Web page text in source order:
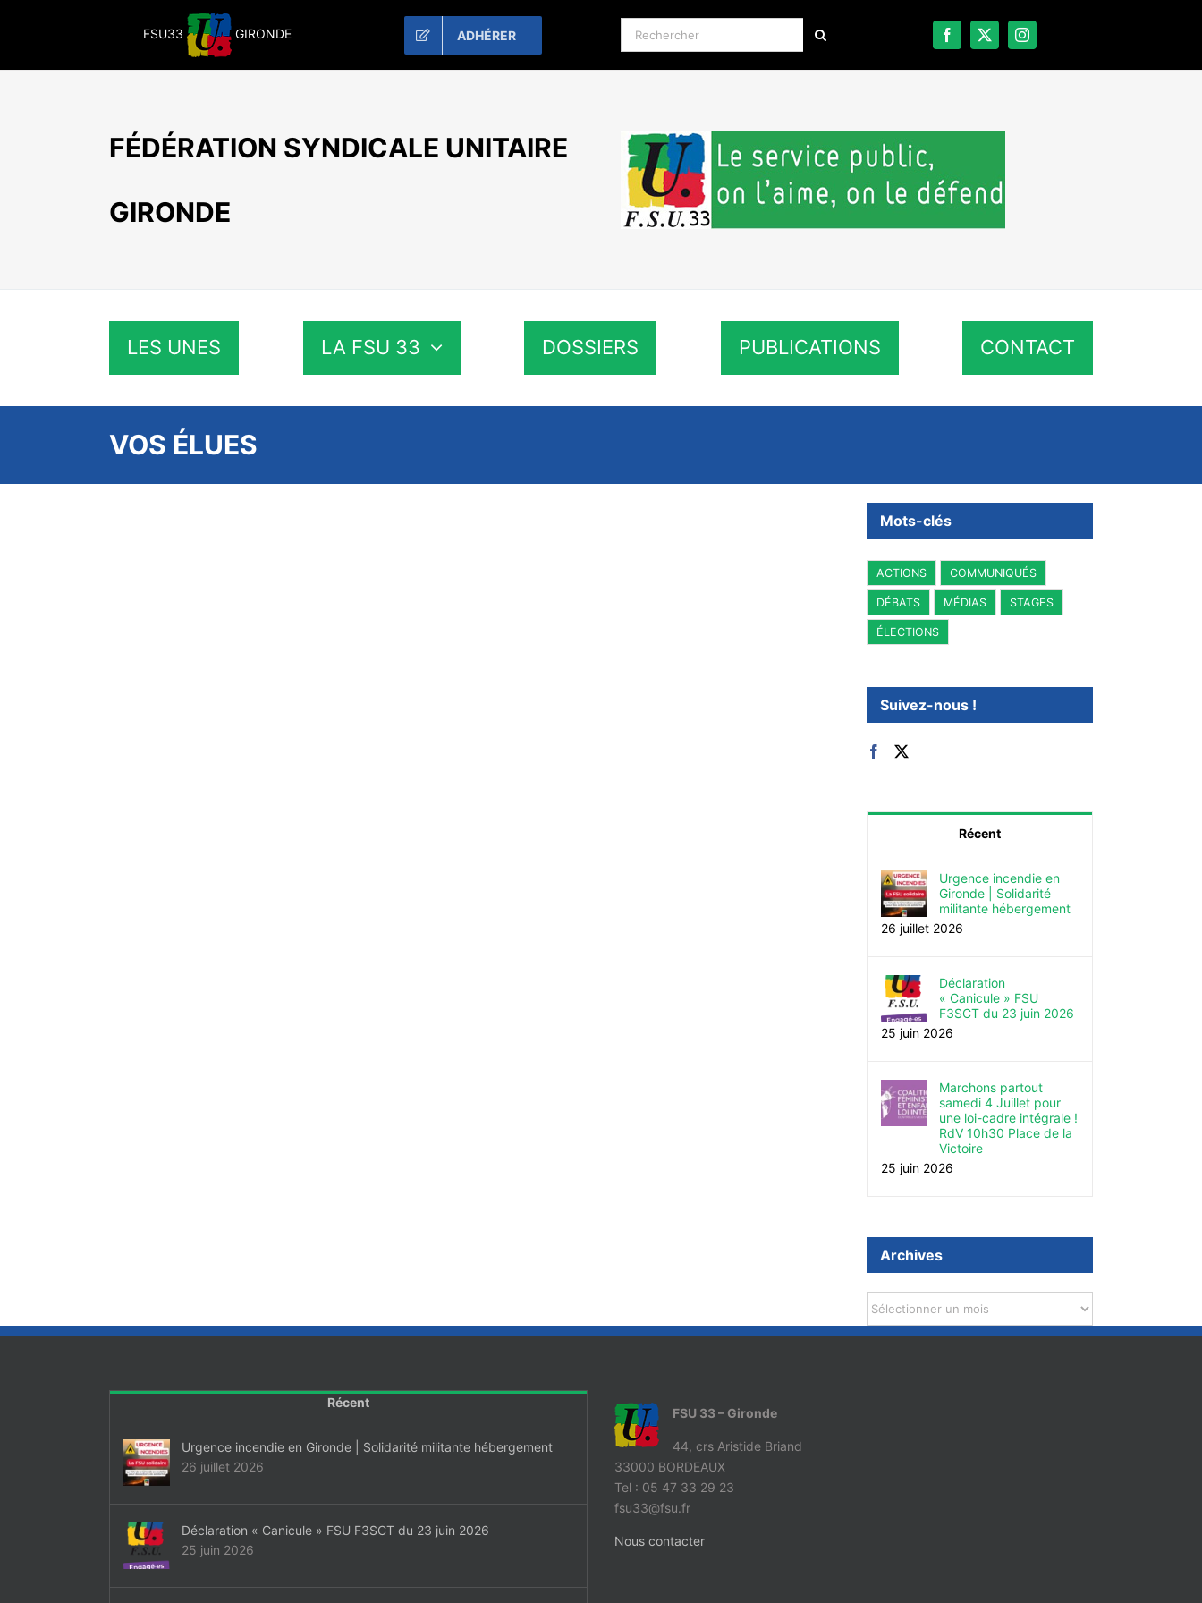
FSU33 GIRONDE ADHÉRER Rechercher:
FÉDÉRATION SYNDICALE UNITAIRE
GIRONDE
LES UNES LA FSU 33 DOSSIERS PUBLICATIONS CONTACT
VOS ÉLUES
Mots-clés
ACTIONS COMMUNIQUÉS
DÉBATS MÉDIAS STAGES
ÉLECTIONS
Suivez-nous !
Récent
Urgence incendie en
Gironde | Solidarité
militante hébergement
26 juillet 2026
Déclaration
« Canicule » FSU
F3SCT du 23 juin 2026
25 juin 2026
Marchons partout
samedi 4 Juillet pour
une loi-cadre intégrale !
RdV 10h30 Place de la
Victoire
25 juin 2026
Archives
Archives
Récent
Urgence incendie en Gironde | Solidarité militante hébergement
26 juillet 2026
Déclaration « Canicule » FSU F3SCT du 23 juin 2026
25 juin 2026
FSU 33 – Gironde
44, crs Aristide Briand
33000 BORDEAUX
Tel : 05 47 33 29 23
fsu33@fsu.fr
Nous contacter